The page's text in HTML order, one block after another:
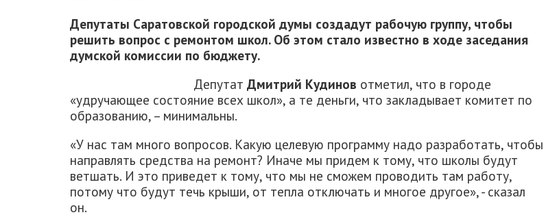
Депутаты Саратовской городской думы создадут рабочую группу, чтобы
решить вопрос с ремонтом школ. Об этом стало известно в ходе заседания
думской комиссии по бюджету.
Депутат Дмитрий Кудинов отметил, что в городе
«удручающее состояние всех школ», а те деньги, что закладывает комитет по
образованию, – минимальны.
«У нас там много вопросов. Какую целевую программу надо разработать, чтобы
направлять средства на ремонт? Иначе мы придем к тому, что школы будут
ветшать. И это приведет к тому, что мы не сможем проводить там работу,
потому что будут течь крыши, от тепла отключать и многое другое», - сказал
он.